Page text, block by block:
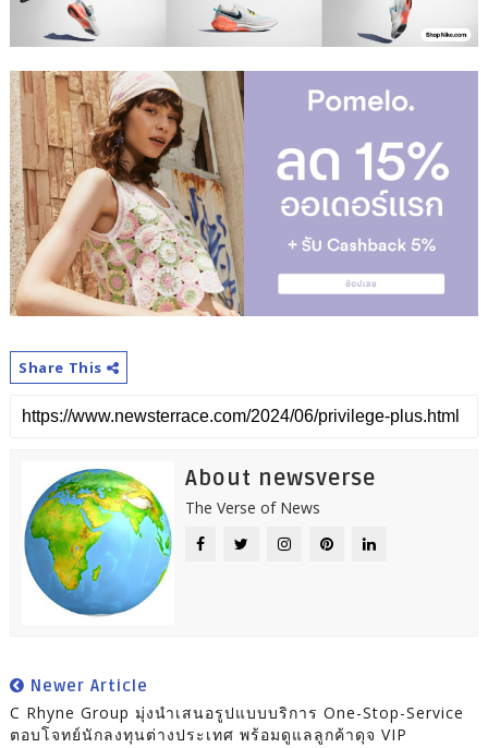
Share This
About newsverse
The Verse of News
Newer Article
C Rhyne Group มุ่งนำเสนอรูปแบบบริการ One-Stop-Service
ตอบโจทย์นักลงทุนต่างประเทศ พร้อมดูแลลูกค้าดุจ VIP